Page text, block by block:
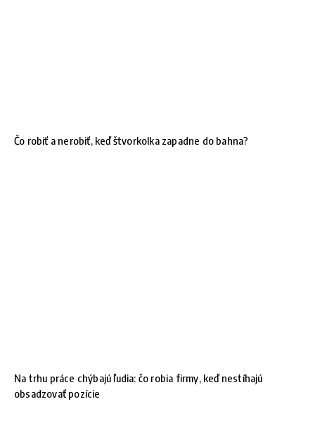
Čo robiť a nerobiť, keď štvorkolka zapadne do bahna?
Na trhu práce chýbajú ľudia: čo robia firmy, keď nestíhajú
obsadzovať pozície